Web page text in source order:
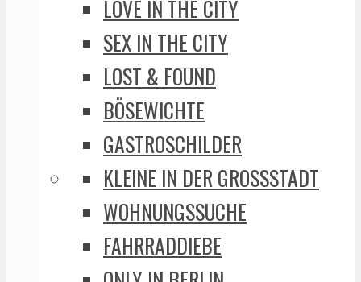
LOVE IN THE CITY
SEX IN THE CITY
LOST & FOUND
BÖSEWICHTE
GASTROSCHILDER
KLEINE IN DER GROSSSTADT
WOHNUNGSSUCHE
FAHRRADDIEBE